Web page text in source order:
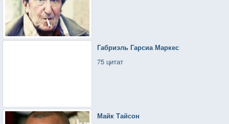
Габриэль Гарсиа Маркес
75 цитат
Майк Тайсон